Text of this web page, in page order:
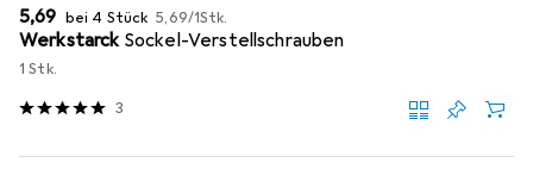
EUR
5,69 bei 4 Stück EUR
5,69/1Stk.
Werkstarck Sockel-Verstellschrauben
1 Stk.
3